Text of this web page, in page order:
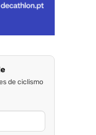
de ciclismo